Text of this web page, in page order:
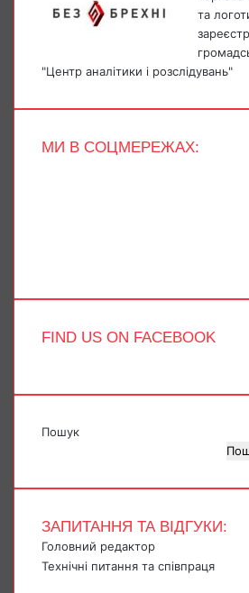
та
"Центр аналітики і розслідувань"
МИ В СОЦМЕРЕЖАХ:
FIND US ON FACEBOOK
Пошук
ЗАПИТАННЯ ТА ВІДГУКИ:
Головний редактор
Технічні питання та співпраця